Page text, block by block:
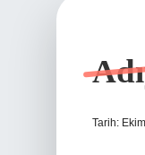
Tarih: